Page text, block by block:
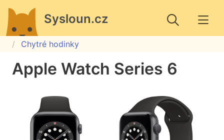
Sysloun.cz
Chytré hodinky
Apple Watch Series 6